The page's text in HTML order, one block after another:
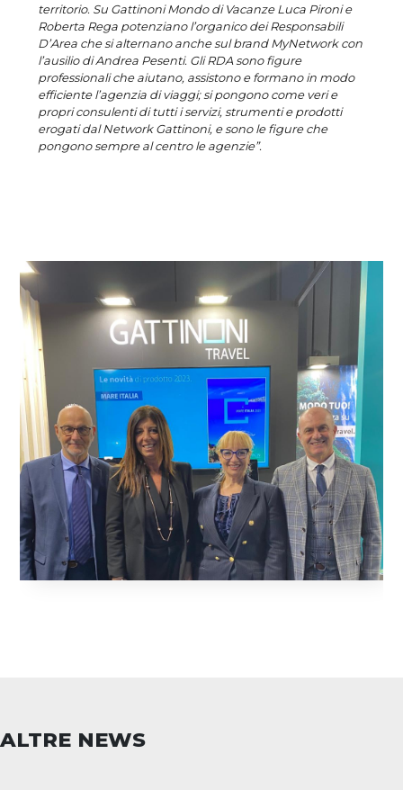
territorio. Su Gattinoni Mondo di Vacanze Luca Pironi e
Roberta Rega potenziano l’organico dei Responsabili
D’Area che si alternano anche sul brand MyNetwork con
l’ausilio di Andrea Pesenti. Gli RDA sono figure
professionali che aiutano, assistono e formano in modo
efficiente l’agenzia di viaggi; si pongono come veri e
propri consulenti di tutti i servizi, strumenti e prodotti
erogati dal Network Gattinoni, e sono le figure che
pongono sempre al centro le agenzie”.
ALTRE NEWS